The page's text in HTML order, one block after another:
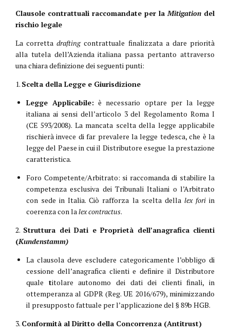
Clausole contrattuali raccomandate per la Mitigation del
rischio legale
La correttadraftingcontrattuale finalizzata a dare priorità
alla tutela dell’Azienda italiana passa pertanto attraverso
una chiara definizione dei seguenti punti:
1. Scelta della Legge e Giurisdizione
Legge Applicabile: è necessario optare per la legge
italiana ai sensi dell’articolo 3 del Regolamento Roma I
(CE 593/2008). La mancata scelta della legge applicabile
rischierà invece di far prevalere la legge tedesca, che è la
legge del Paese in cui il Distributore esegue la prestazione
caratteristica.
Foro Competente/Arbitrato: si raccomanda di stabilire la
competenza esclusiva dei Tribunali Italiani o l’Arbitrato
con sede in Italia. Ciò rafforza la scelta della lex foriin
coerenza con la lex contractus.
2. Struttura dei Dati e Proprietà dell’anagrafica clienti
(Kundenstamm)
La clausola deve escludere categoricamente l’obbligo di
cessione dell’anagrafica clienti e definire il Distributore
quale titolare autonomo dei dati dei clienti finali, in
ottemperanza al GDPR (Reg. UE 2016/679), minimizzando
il presupposto fattuale per l’applicazione del § 89b HGB.
3. Conformità al Diritto della Concorrenza (Antitrust)